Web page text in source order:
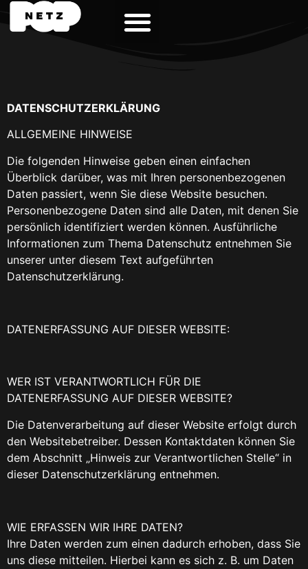
DATENSCHUTZ­ERKLÄRUNG
ALLGEMEINE HINWEISE
Die folgenden Hinweise geben einen einfachen
Überblick darüber, was mit Ihren personenbezogenen
Daten passiert, wenn Sie diese Website besuchen.
Personenbezogene Daten sind alle Daten, mit denen Sie
persönlich identifiziert werden können. Ausführliche
Informationen zum Thema Datenschutz entnehmen Sie
unserer unter diesem Text aufgeführten
Datenschutzerklärung.
DATENERFASSUNG AUF DIESER WEBSITE:
WER IST VERANTWORTLICH FÜR DIE
DATENERFASSUNG AUF DIESER WEBSITE?
Die Datenverarbeitung auf dieser Website erfolgt durch
den Websitebetreiber. Dessen Kontaktdaten können Sie
dem Abschnitt „Hinweis zur Verantwortlichen Stelle“ in
dieser Datenschutzerklärung entnehmen.
WIE ERFASSEN WIR IHRE DATEN?
Ihre Daten werden zum einen dadurch erhoben, dass Sie
uns diese mitteilen. Hierbei kann es sich z. B. um Daten